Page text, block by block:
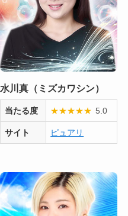
水川真（ミズカワシン）
当たる度 ★★★★★ 5.0
サイト ピュアリ